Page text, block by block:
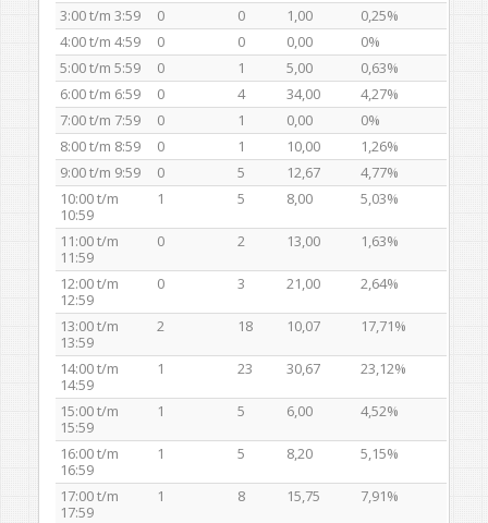
3:00 t/m 3:59
0 0 1,00
0,25%
4:00 t/m 4:59
0 0 0,00
0%
5:00 t/m 5:59
0 1 5,00
0,63%
6:00 t/m 6:59
0 4 34,00
4,27%
7:00 t/m 7:59
0 1 0,00
0%
8:00 t/m 8:59
0 1 10,00
1,26%
9:00 t/m 9:59
0 5 12,67
4,77%
10:00 t/m
10:59
1 5 8,00 5,03%
11:00 t/m
11:59
0 2 13,00 1,63%
12:00 t/m
12:59
0 3 21,00 2,64%
13:00 t/m
13:59
2 18 10,07 17,71%
14:00 t/m
14:59
1 23 30,67 23,12%
15:00 t/m
15:59
1 5 6,00 4,52%
16:00 t/m
16:59
1 5 8,20 5,15%
17:00 t/m
17:59
1 8 15,75 7,91%